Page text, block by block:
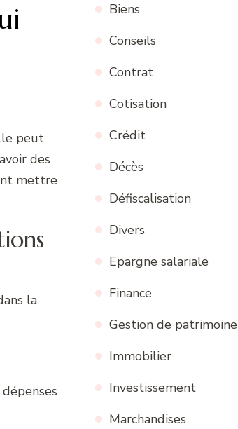
peut
des
mettre
la
Biens
Conseils
Contrat
Cotisation
Crédit
Décès
Défiscalisation
Divers
Epargne salariale
Finance
Gestion de patrimoine
Immobilier
Investissement
Marchandises